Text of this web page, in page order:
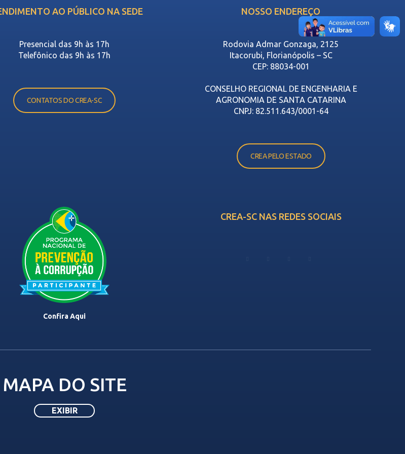
AO PÚBLICO NA SEDE
Presencial das 9h às 17h
Telefônico das 9h às 17h
CONTATOS DO CREA-SC
NOSSO ENDEREÇO
Rodovia Admar Gonzaga, 2125
Itacorubi, Florianópolis – SC
CEP: 88034-001
CONSELHO REGIONAL DE ENGENHARIA E
AGRONOMIA DE SANTA CATARINA
CNPJ: 82.511.643/0001-64
CREA PELO ESTADO
Confira Aqui
CREA-SC NAS REDES SOCIAIS
MAPA DO SITE